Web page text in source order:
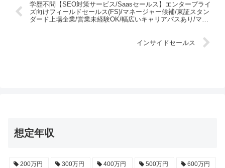
学歴不問【SEO対策サービス/Saasセールス】エンタープライ
ズ向けフィールドセールス(FS)/マネージャー候補/東証スタン
ダード上場企業/営業未経験OK/幅広いキャリアパスあり/マー
インサイドセールス
想定年収
200万円 300万円 400万円 500万円 600万円